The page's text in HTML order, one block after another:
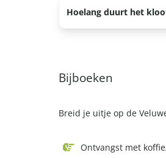
De route is ongeveer 3,5
Hoelang duurt het
Het klootschieten
onderweg bijv. een
Bijboeken
Breid je uitje op de
Ontvangst met